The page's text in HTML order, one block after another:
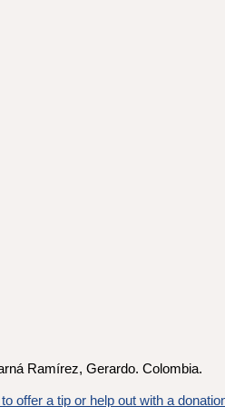
Ramírez, Gerardo. Colombia.
offer a tip or help out with a